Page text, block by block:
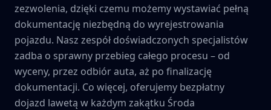
zezwolenia, dzięki czemu możemy wystawiać pełną
dokumentację niezbędną do wyrejestrowania
pojazdu. Nasz zespół doświadczonych specjalistów
zadba o sprawny przebieg całego procesu – od
wyceny, przez odbiór auta, aż po finalizację
dokumentacji. Co więcej, oferujemy bezpłatny
dojazd lawetą w każdym zakątku Środa